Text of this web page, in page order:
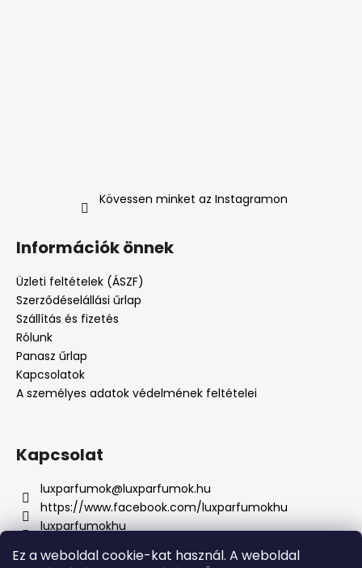
Ez a weboldal cookie-kat használ. A weboldal
Kövessen minket az Instagramon
Információk önnek
Üzleti feltételek (ÁSZF)
Szerződéselállási űrlap
Szállítás és fizetés
Rólunk
Panasz űrlap
Kapcsolatok
A személyes adatok védelmének feltételei
Kapcsolat
luxparfumok@luxparfumok.hu
https://www.facebook.com/luxparfumokhu
luxparfumokhu